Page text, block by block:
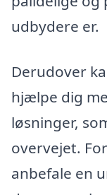
udbydere er.
Derudover
hjælpe dig
løsninger,
overvejet.
anbefale en